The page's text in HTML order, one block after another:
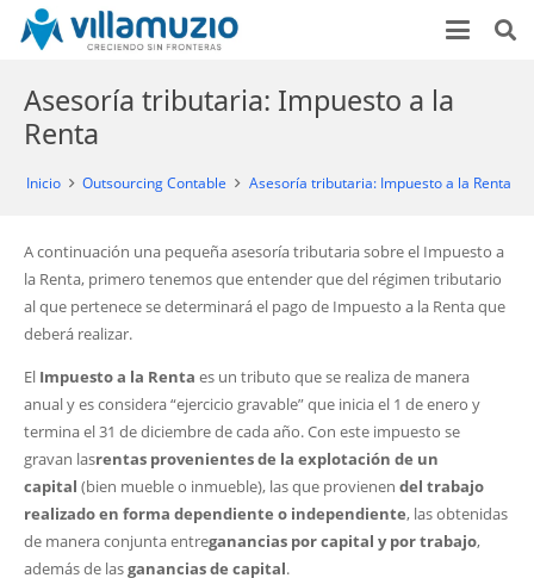
Asesoría tributaria: Impuesto a la
Renta
Inicio Outsourcing Contable Asesoría tributaria: Impuesto a la Renta
A continuación una pequeña asesoría tributaria sobre el Impuesto a
la Renta, primero tenemos que entender que del régimen tributario
al que pertenece se determinará el pago de Impuesto a la Renta que
deberá realizar.
El Impuesto a la Renta es un tributo que se realiza de manera
anual y es considera “ejercicio gravable” que inicia el 1 de enero y
termina el 31 de diciembre de cada año. Con este impuesto se
gravan lasrentas provenientes de la explotación de un
capital (bien mueble o inmueble), las que provienen del trabajo
realizado en forma dependiente o independiente, las obtenidas
de manera conjunta entreganancias por capital y por trabajo,
además de lasganancias de capital.